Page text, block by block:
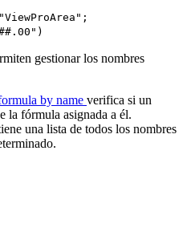
gestionar los nombres
by name verifica si un
la fórmula asignada a él.
una lista de todos los nombres